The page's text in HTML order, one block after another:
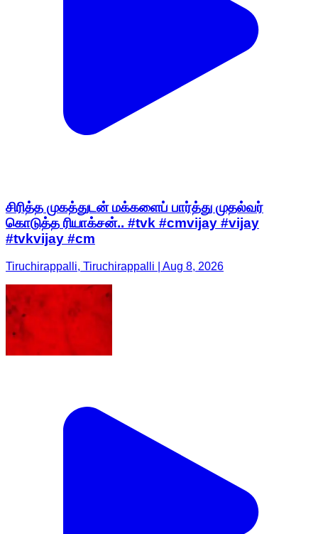
சிரித்த முகத்துடன் மக்களைப் பார்த்து முதல்வர்
கொடுத்த ரியாக்சன்.. #tvk #cmvijay #vijay
#tvkvijay #cm
Tiruchirappalli, Tiruchirappalli | Aug 8, 2026